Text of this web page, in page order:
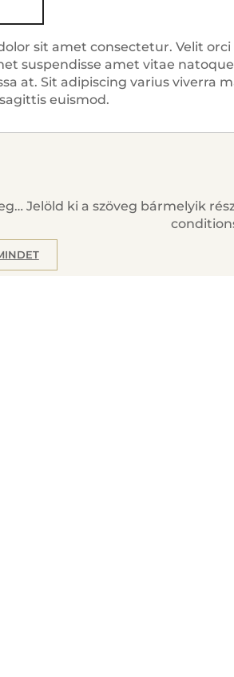
sit amet consectetur. Velit
suspendisse amet vitae
at. Sit adipiscing varius viverra
euismod.
Jelöld ki a szöveg bármelyik